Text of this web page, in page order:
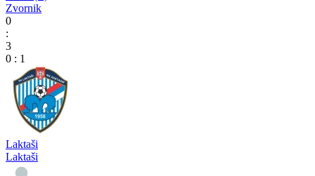
Zvornik
0
:
3
0 : 1
Laktaši
Laktaši